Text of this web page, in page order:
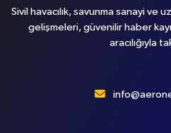
Sivil havacılık, savunma sanayi ve
gelişmeleri, güvenilir haber
aracılığıyla